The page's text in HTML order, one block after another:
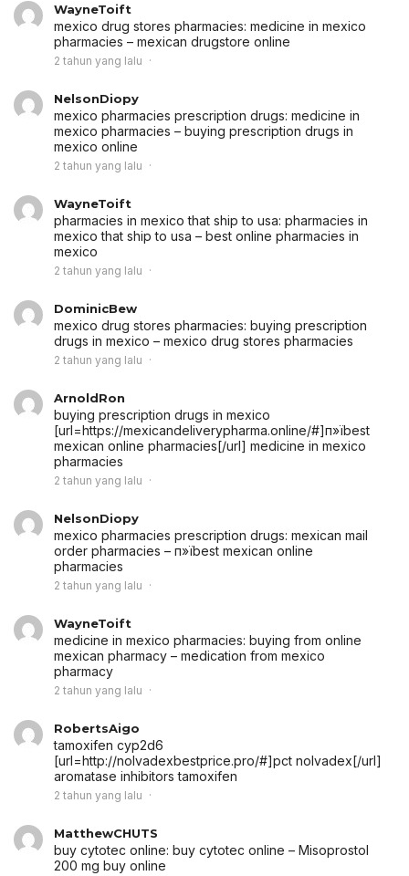
WayneToift
mexico drug stores pharmacies: medicine in mexico
pharmacies – mexican drugstore online
2 tahun yang lalu
NelsonDiopy
mexico pharmacies prescription drugs: medicine in
mexico pharmacies – buying prescription drugs in
mexico online
2 tahun yang lalu
WayneToift
pharmacies in mexico that ship to usa: pharmacies in
mexico that ship to usa – best online pharmacies in
mexico
2 tahun yang lalu
DominicBew
mexico drug stores pharmacies: buying prescription
drugs in mexico – mexico drug stores pharmacies
2 tahun yang lalu
ArnoldRon
buying prescription drugs in mexico
[url=https://mexicandeliverypharma.online/#]п»їbest
mexican online pharmacies[/url] medicine in mexico
pharmacies
2 tahun yang lalu
NelsonDiopy
mexico pharmacies prescription drugs: mexican mail
order pharmacies – п»їbest mexican online
pharmacies
2 tahun yang lalu
WayneToift
medicine in mexico pharmacies: buying from online
mexican pharmacy – medication from mexico
pharmacy
2 tahun yang lalu
RobertsAigo
tamoxifen cyp2d6
[url=http://nolvadexbestprice.pro/#]pct nolvadex[/url]
aromatase inhibitors tamoxifen
2 tahun yang lalu
MatthewCHUTS
buy cytotec online: buy cytotec online – Misoprostol
200 mg buy online